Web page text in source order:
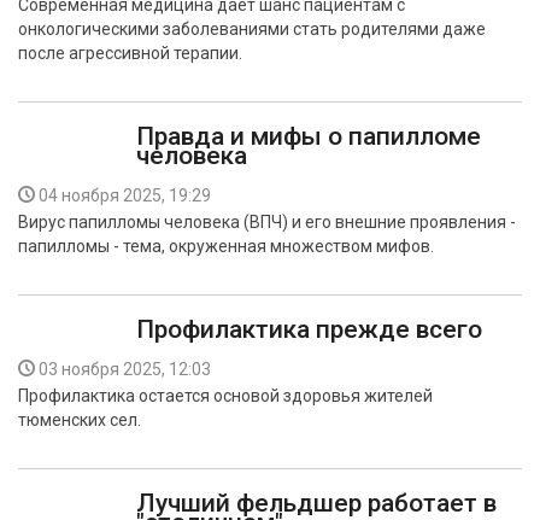
Современная медицина дает шанс пациентам с
онкологическими заболеваниями стать родителями даже
после агрессивной терапии.
Правда и мифы о папилломе
человека
04 ноября 2025, 19:29
Вирус папилломы человека (ВПЧ) и его внешние проявления -
папилломы - тема, окруженная множеством мифов.
Профилактика прежде всего
03 ноября 2025, 12:03
Профилактика остается основой здоровья жителей
тюменских сел.
Лучший фельдшер работает в